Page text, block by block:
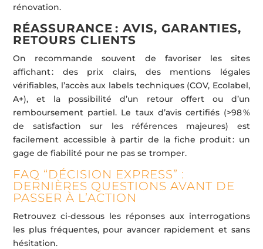
rénovation.
RÉASSURANCE : AVIS, GARANTIES,
RETOURS CLIENTS
On recommande souvent de favoriser les sites
affichant : des prix clairs, des mentions légales
vérifiables, l’accès aux labels techniques (COV, Ecolabel,
A+), et la possibilité d’un retour offert ou d’un
remboursement partiel. Le taux d’avis certifiés (>98 %
de satisfaction sur les références majeures) est
facilement accessible à partir de la fiche produit : un
gage de fiabilité pour ne pas se tromper.
FAQ “DÉCISION EXPRESS” :
DERNIÈRES QUESTIONS AVANT DE
PASSER À L’ACTION
Retrouvez ci-dessous les réponses aux interrogations
les plus fréquentes, pour avancer rapidement et sans
hésitation.